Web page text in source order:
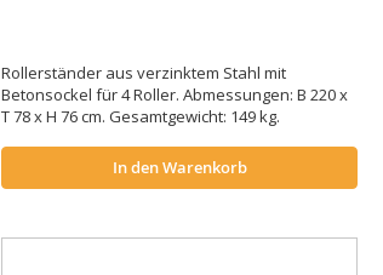
Rollerständer aus verzinktem Stahl mit
Betonsockel für 4 Roller. Abmessungen: B 220 x
T 78 x H 76 cm. Gesamtgewicht: 149 kg.
In den Warenkorb